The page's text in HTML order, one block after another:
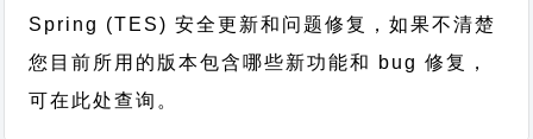
Spring (TES) 安全更新和问题修复，如果不清楚
您目前所用的版本包含哪些新功能和 bug 修复，
可在此处查询。